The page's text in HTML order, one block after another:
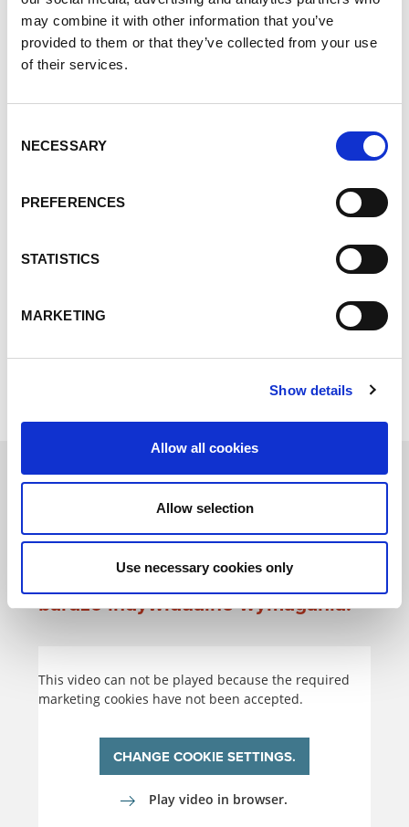
may combine it with other information that you’ve
provided to them or that they’ve collected from your use
of their services.
Selection
NECESSARY
PREFERENCES
STATISTICS
MARKETING
Show details
Allow all cookies
Allow selection
Use necessary cookies only
Podwójna wydajność
bezpośrednio w formie cyfrowej.
Pozwalamy naszym klientom
mówić za siebie.
Każdy projekt stawia przed
rozwiązaniem spawalniczym
bardzo indywidualne wymagania.
This video can not be played because the required
marketing cookies have not been accepted.
CHANGE COOKIE SETTINGS.
Play video in browser.